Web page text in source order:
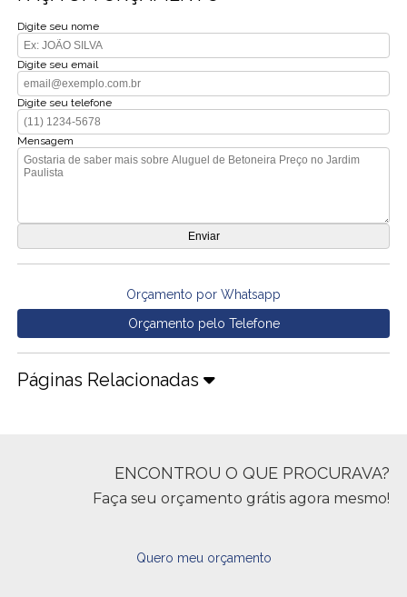
Digite seu nome
Digite seu email
Digite seu telefone
Mensagem
Orçamento por Whatsapp
Orçamento pelo Telefone
Páginas Relacionadas
ENCONTROU O QUE PROCURAVA?
Faça seu orçamento grátis agora mesmo!
Quero meu orçamento